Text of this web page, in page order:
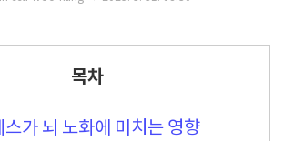
목차
스가 뇌 노화에 미치는 영향